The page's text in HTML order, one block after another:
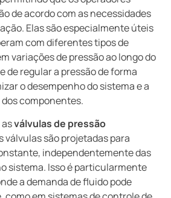
de acordo com as necessidades
Elas são especialmente úteis
com diferentes tipos de
variações de pressão ao longo do
de regular a pressão de forma
o desempenho do sistema e a
componentes.
asválvulas de pressão
válvulas são projetadas para
independentemente das
sistema. Isso é particularmente
a demanda de fluido pode